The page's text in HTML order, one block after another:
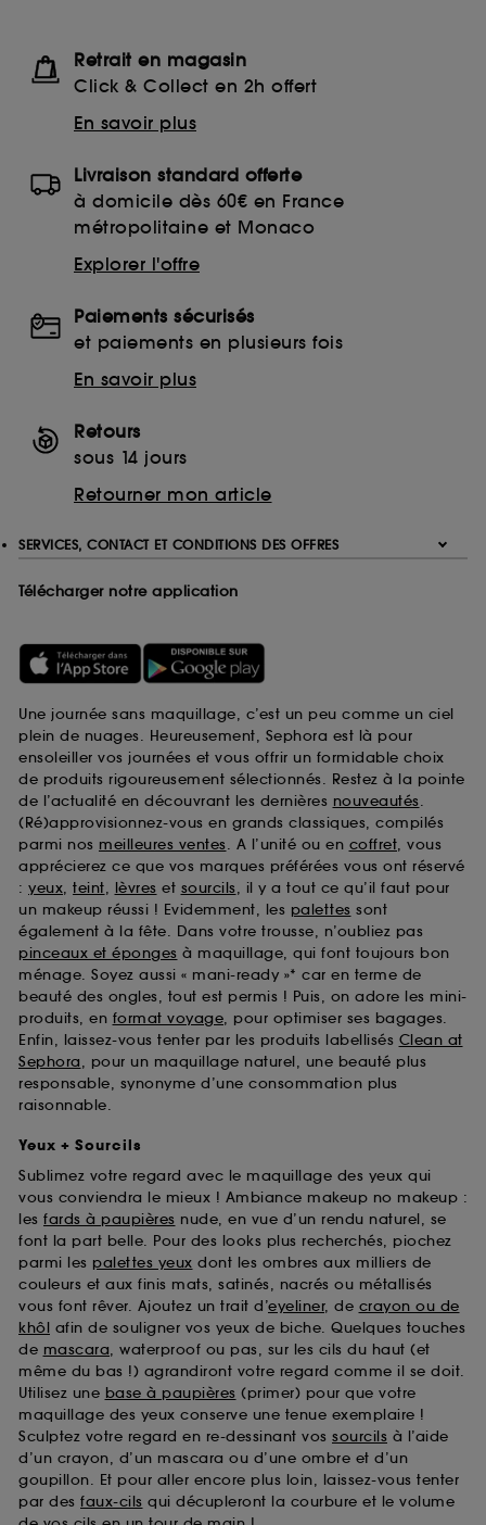
Retrait en magasin
Click & Collect en 2h offert
En savoir plus
Livraison standard offerte
à domicile dès 60€ en France
métropolitaine et Monaco
Explorer l'offre
Paiements sécurisés
et paiements en plusieurs fois
En savoir plus
Retours
sous 14 jours
Retourner mon article
SERVICES, CONTACT ET CONDITIONS DES OFFRES
Télécharger notre application
Une journée sans maquillage, c’est un peu comme un ciel
plein de nuages. Heureusement, Sephora est là pour
ensoleiller vos journées et vous offrir un formidable choix
de produits rigoureusement sélectionnés. Restez à la pointe
de l’actualité en découvrant les dernières nouveautés.
(Ré)approvisionnez-vous en grands classiques, compilés
parmi nos meilleures ventes. A l’unité ou en coffret, vous
apprécierez ce que vos marques préférées vous ont réservé
: yeux, teint, lèvres et sourcils, il y a tout ce qu’il faut pour
un makeup réussi ! Evidemment, les palettes sont
également à la fête. Dans votre trousse, n’oubliez pas
pinceaux et éponges à maquillage, qui font toujours bon
ménage. Soyez aussi « mani-ready »* car en terme de
beauté des ongles, tout est permis ! Puis, on adore les mini-
produits, en format voyage, pour optimiser ses bagages.
Enfin, laissez-vous tenter par les produits labellisés Clean at
Sephora, pour un maquillage naturel, une beauté plus
responsable, synonyme d’une consommation plus
raisonnable.
Yeux + Sourcils
Sublimez votre regard avec le maquillage des yeux qui
vous conviendra le mieux ! Ambiance makeup no makeup :
les fards à paupières nude, en vue d’un rendu naturel, se
font la part belle. Pour des looks plus recherchés, piochez
parmi les palettes yeux dont les ombres aux milliers de
couleurs et aux finis mats, satinés, nacrés ou métallisés
vous font rêver. Ajoutez un trait d’eyeliner, de crayon ou de
khôl afin de souligner vos yeux de biche. Quelques touches
de mascara, waterproof ou pas, sur les cils du haut (et
même du bas !) agrandiront votre regard comme il se doit.
Utilisez une base à paupières (primer) pour que votre
maquillage des yeux conserve une tenue exemplaire !
Sculptez votre regard en re-dessinant vos sourcils à l’aide
d’un crayon, d’un mascara ou d’une ombre et d’un
goupillon. Et pour aller encore plus loin, laissez-vous tenter
par des faux-cils qui décupleront la courbure et le volume